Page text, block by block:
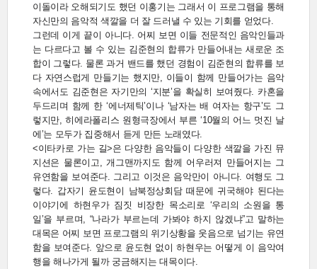
이돌이라 오해되기도 했던 이홍기는 그래서 이 프로그램을 통해
자신만의 음악적 색깔을 더 잘 드러낼 수 있는 기회를 얻었다.
그런데 이게 끝이 아니다. 어찌 보면 이들 전문적인 음악인들과
는 다르다고 볼 수 있는 김준현의 합류가 만들어내는 새로운 조
합이 그렇다. 물론 과거 밴드를 했던 경험이 김준현의 합류를 보
다 자연스럽게 만들기는 했지만, 이들이 함께 만들어가는 음악
속에서도 김준현은 자기만의 ‘지분’을 확실히 보여줬다. 카혼을
두드리며 함께 한 ‘에너제틱’이나 ‘남자는 배 여자는 항구’도 그
렇지만, 히에라폴리스 원형극장에서 부른 ‘10월의 어느 멋진 날
에’는 모두가 집중해서 듣게 만든 노래였다.
<이타카로 가는 길>은 다양한 음악들이 다양한 색깔을 가진 뮤
지션은 물론이고, 개그맨까지도 함께 어우러져 만들어지는 그
유연함을 보여준다. 그리고 이것은 음악만이 아니다. 여행도 그
렇다. 갑자기 윤도현이 남북정상회담 때문에 귀국해야 된다는
이야기에 하현우가 짐짓 비장한 목소리로 ‘우리의 소원을 통
일’을 부르며, “나라가 부르는데 가봐야 하지 않겠냐”고 말하는
대목은 어찌 보면 프로그램의 위기상황을 웃음으로 넘기는 유연
함을 보여준다. 앞으로 윤도현 없이 하현우는 어떻게 이 음악여
행을 해나가게 될까 궁금해지는 대목이다.